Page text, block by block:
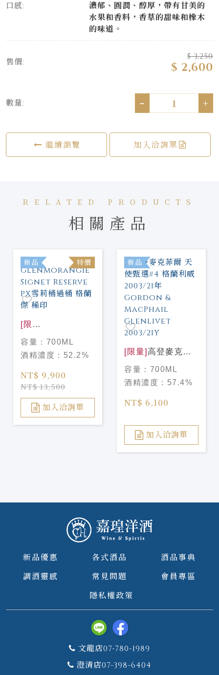
口感:
濃郁、圓潤、醇厚，帶有甘美的
水果和香料，香草的甜味和橡木
的味道。
售價:
$ 3,250
$ 2,600
數量: - +
繼續瀏覽 加入洽詢單
RELATED PRODUCTS
相關產品
新品 特價
[限
量]Glenmorangie
Signet Reserve
PX雪莉桶過桶 格
蘭傑 稀印
容量： 700ML
酒精濃度： 52.2%
NT$ 9,900
NT$ 13,500
加入洽詢單
新品
[限量] 高登麥克菲
爾 天使甄選#4 格
蘭利威 2003/21年
Gordon &
MacPhail
容量： 700ML
酒精濃度： 57.4%
NT$ 6,100
加入洽詢單
新品優惠 各式酒品
酒品事典
調酒靈感
常見問題
會員專區
隱私權政策
文龍店07-780-1989
澄清店07-398-6404